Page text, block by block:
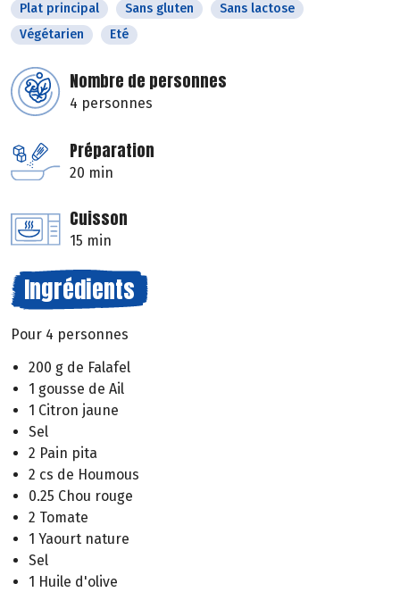
Plat principal Sans gluten
Sans lactose
Végétarien
Eté
Nombre de personnes
4 personnes
Préparation
20 min
Cuisson
15 min
Ingrédients
Pour 4 personnes
200 g de Falafel
1 gousse de Ail
1 Citron jaune
Sel
2 Pain pita
2 cs de Houmous
0.25 Chou rouge
2 Tomate
1 Yaourt nature
Sel
1 Huile d'olive